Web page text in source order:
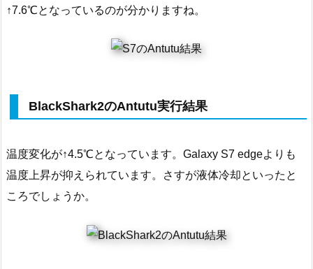
↑7.6℃となっているのが分かりますね。
BlackShark2のAntutu実行結果
温度変化が↑4.5℃となっています。Galaxy S7 edgeよりも
温度上昇が抑えられています。さすが液体冷却といったと
ころでしょうか。